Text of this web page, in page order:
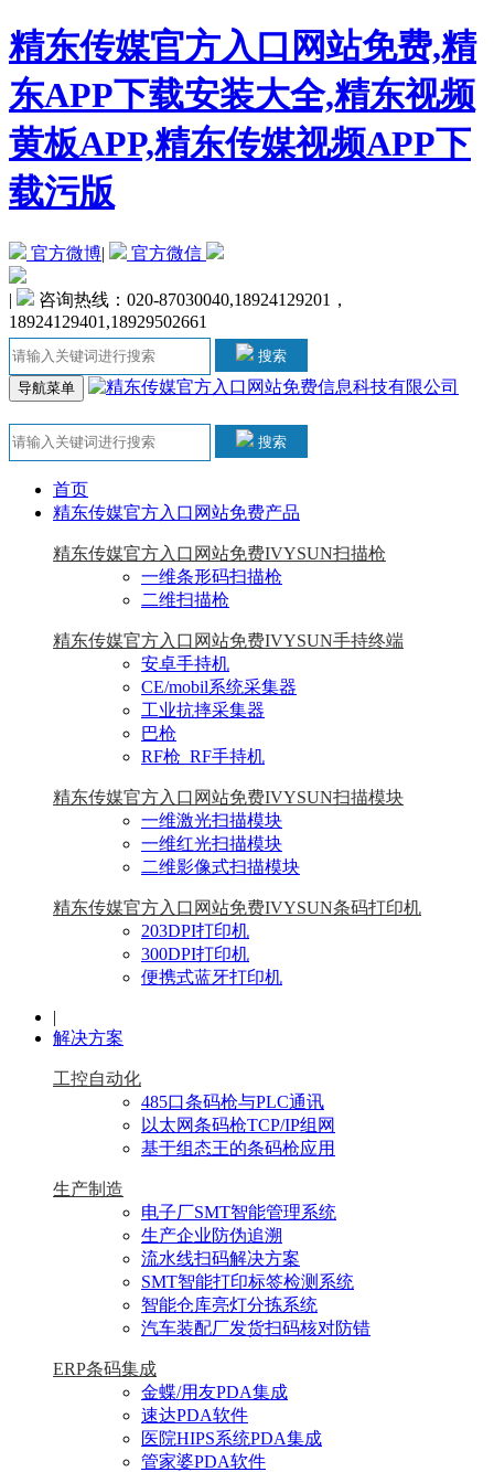
精东传媒官方入口网站免费,精
东APP下载安装大全,精东视频
黄板APP,精东传媒视频APP下
载污版
官方微博| 官方微信
|
咨询热线：020-87030040,18924129201，
18924129401,18929502661
搜索
导航菜单
搜索
首页
精东传媒官方入口网站免费产品
精东传媒官方入口网站免费IVYSUN扫描枪
一维条形码扫描枪
二维扫描枪
精东传媒官方入口网站免费IVYSUN手持终端
安卓手持机
CE/mobil系统采集器
工业抗摔采集器
巴枪
RF枪_RF手持机
精东传媒官方入口网站免费IVYSUN扫描模块
一维激光扫描模块
一维红光扫描模块
二维影像式扫描模块
精东传媒官方入口网站免费IVYSUN条码打印机
203DPI打印机
300DPI打印机
便携式蓝牙打印机
|
解决方案
工控自动化
485口条码枪与PLC通讯
以太网条码枪TCP/IP组网
基于组态王的条码枪应用
生产制造
电子厂SMT智能管理系统
生产企业防伪追溯
流水线扫码解决方案
SMT智能打印标签检测系统
智能仓库亮灯分拣系统
汽车装配厂发货扫码核对防错
ERP条码集成
金蝶/用友PDA集成
速达PDA软件
医院HIPS系统PDA集成
管家婆PDA软件